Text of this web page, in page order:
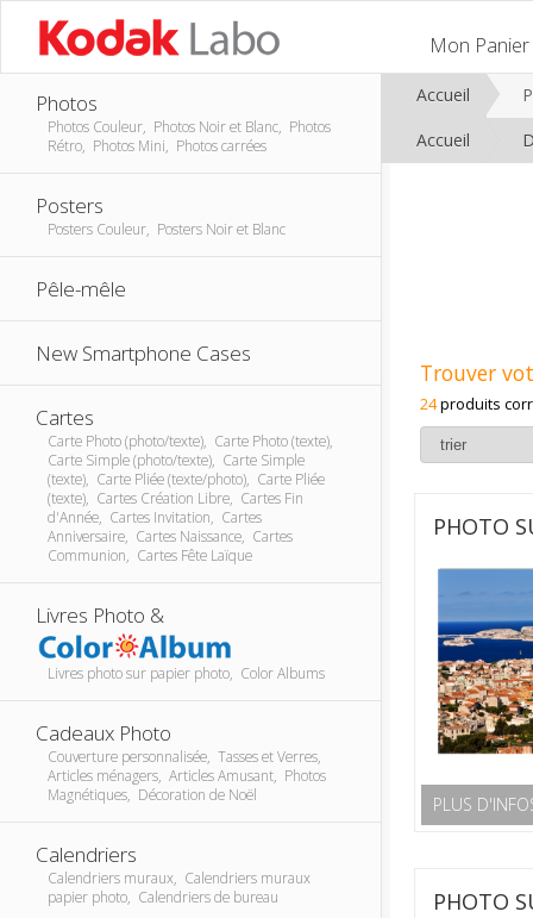
Mon Panier
Photos
Photos Couleur, Photos Noir et Blanc, Photos
Rétro, Photos Mini, Photos carrées
Posters
Posters Couleur, Posters Noir et Blanc
Pêle-mêle
New Smartphone Cases
Cartes
Carte Photo (photo/texte), Carte Photo (texte),
Carte Simple (photo/texte), Carte Simple
(texte), Carte Pliée (texte/photo), Carte Pliée
(texte), Cartes Création Libre, Cartes Fin
d'Année, Cartes Invitation, Cartes
Anniversaire, Cartes Naissance, Cartes
Communion, Cartes Fête Laïque
Livres Photo &
Livres photo sur papier photo, Color Albums
Cadeaux Photo
Couverture personnalisée, Tasses et Verres,
Articles ménagers, Articles Amusant, Photos
Magnétiques, Décoration de Noël
Calendriers
Calendriers muraux, Calendriers muraux
papier photo, Calendriers de bureau
Accueil
Accueil
Trouver
24produits
PHOTO
PLUS
PHOTO